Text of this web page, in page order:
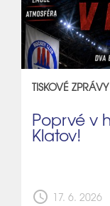
TISKOVÉ ZPRÁVY
Poprvé v
Klatov!
schedule 17. 6. 2026